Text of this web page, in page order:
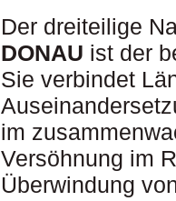
Der dreiteilige
DONAU ist der
Sie verbindet
im
Versöhnung im
Überwindung